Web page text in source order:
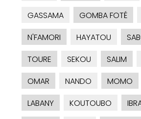
GASSAMA
GOMBA FOTÉ
N'FAMORI
HAYATOU
TOURE
SEKOU SALIM
OMAR
NANDO MOMO
LABANY
KOUTOUBO